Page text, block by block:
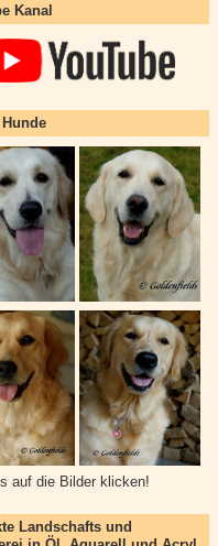
Kanal
auf die Bilder klicken!
Landschafts und